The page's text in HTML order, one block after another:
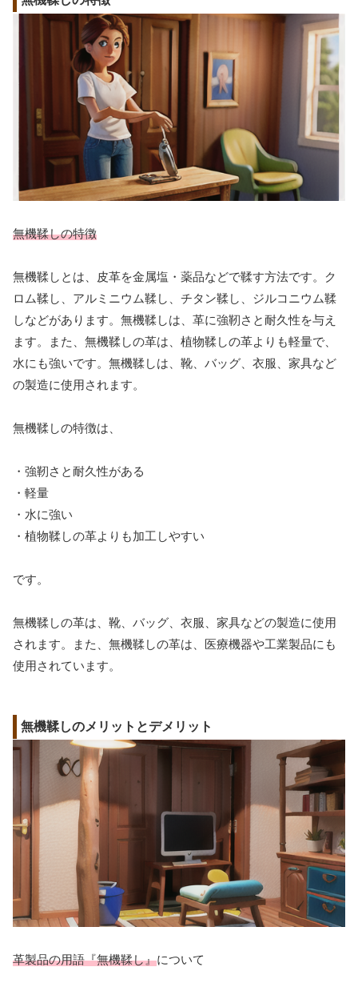
無機鞣しの特徴
無機鞣しとは、皮革を金属塩・薬品などで鞣す方法です。ク
ロム鞣し、アルミニウム鞣し、チタン鞣し、ジルコニウム鞣
しなどがあります。無機鞣しは、革に強靭さと耐久性を与え
ます。また、無機鞣しの革は、植物鞣しの革よりも軽量で、
水にも強いです。無機鞣しは、靴、バッグ、衣服、家具など
の製造に使用されます。
無機鞣しの特徴は、
・強靭さと耐久性がある
・軽量
・水に強い
・植物鞣しの革よりも加工しやすい
です。
無機鞣しの革は、靴、バッグ、衣服、家具などの製造に使用
されます。また、無機鞣しの革は、医療機器や工業製品にも
使用されています。
無機鞣しのメリットとデメリット
革製品の用語『無機鞣し』について